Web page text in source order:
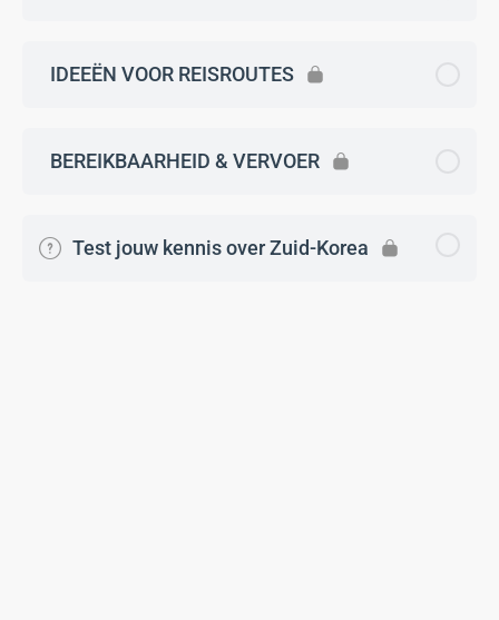
IDEEËN VOOR REISROUTES
BEREIKBAARHEID & VERVOER
Test jouw kennis over Zuid-Korea